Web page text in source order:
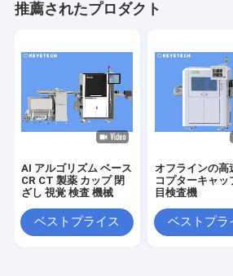
推薦されたプロダクト
AI アルゴリズム ベース
CR CT 製薬 カップ 閉
ざし 視覚 検査 機械
ベストプライス
オフラインの高
コプターキャッ
目検査機
ベストプラ